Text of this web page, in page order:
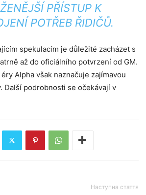
PŘÍSTUP K
POTŘEB ŘIDIČŮ.
spekulacím je důležité zacházet s
až do oficiálního potvrzení od GM.
Alpha však naznačuje zajímavou
Další podrobnosti se očekávají v
Наступна стаття